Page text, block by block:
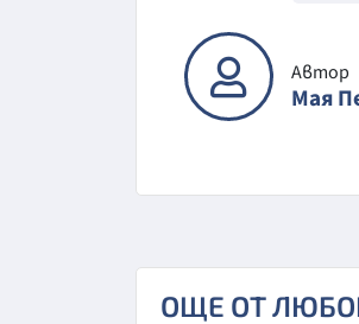
Автор
Мая
ОЩЕ ОТ